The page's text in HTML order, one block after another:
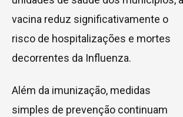
vacina reduz significativamente o
risco de hospitalizações e mortes
decorrentes da Influenza.
Além da imunização, medidas
simples de prevenção continuam